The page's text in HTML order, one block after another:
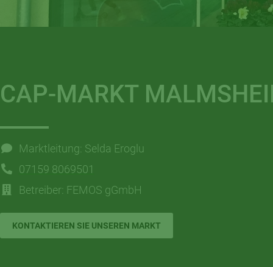
CAP-MARKT
Marktleitung: Selda Eroglu
07159 8069501
Betreiber: FEMOS gGmbH
KONTAKTIEREN SIE UNSEREN MARKT